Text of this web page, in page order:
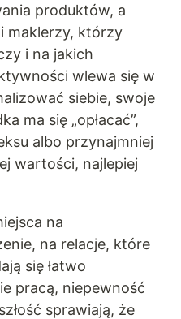
produktów, a
maklerzy, którzy
i na jakich
wlewa się w
siebie, swoje
ma się „opłacać”,
albo przynajmniej
wartości, najlepiej
na
na relacje, które
się łatwo
pracą, niepewność
sprawiają, że